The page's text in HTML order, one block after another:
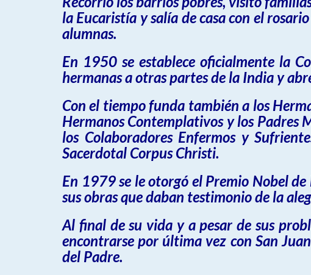
la Eucaristía ysalía de casa con el rosario
alumnas.
En 1950 se establece oficialmente la
hermanas a otras partes de la India y
Con el tiempofunda también a los
Hermanos Contemplativos y los Padres
los Colaboradores Enfermos y
Sacerdotal Corpus Christi.
En 1979 se le otorgó el Premio Nobel
sus obras que daban testimonio de la
Al final de su vida y a pesar de sus
encontrarse por última vez con San
del Padre.